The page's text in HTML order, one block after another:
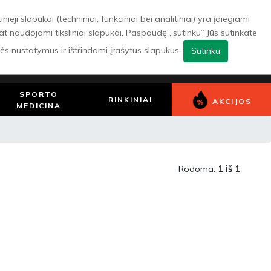
Patikusios
prekės
Pirkinių
krepšelis
Prisijungti/
Registruotis
SPORTO
MEDICINA
RINKINIAI AKCIJOS
Rodoma: 1 iš 1
slapukai (techniniai, funkciniai bei analitiniai) yra įdiegiami
tiksliniai slapukai. Paspaudę „sutinku“ Jūs sutinkate
nustatymus ir ištrindami įrašytus slapukus.
Sutinku